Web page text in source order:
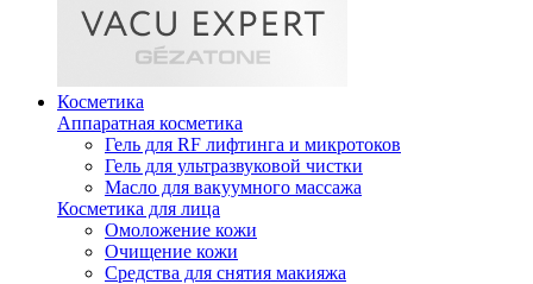
Косметика
Аппаратная косметика
Гель для RF лифтинга и микротоков
Гель для ультразвуковой чистки
Масло для вакуумного массажа
Косметика для лица
Омоложение кожи
Очищение кожи
Средства для снятия макияжа